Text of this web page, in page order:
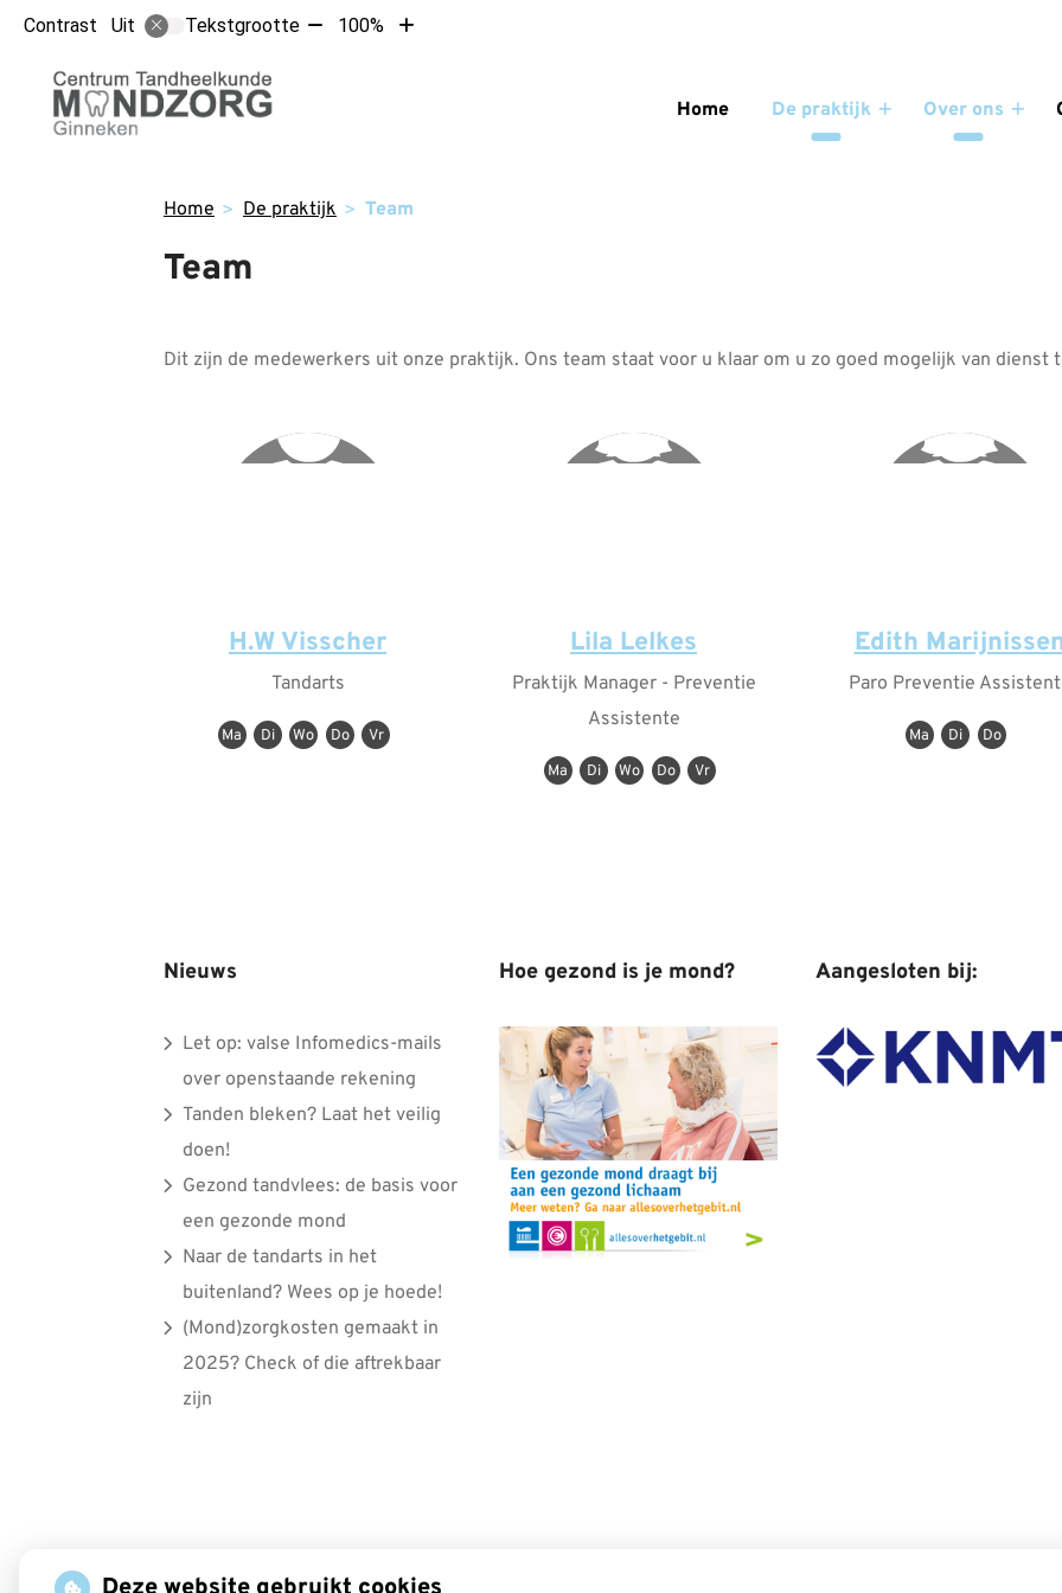
Contrast Uit Tekstgrootte Tekst100%
Tekst
Home
De praktijk
Over ons
Home De praktijk Team
Team
Dit zijn de medewerkers uit onze praktijk. Ons team staat voor u klaar om u zo goed mogelijk van dienst
H.W Visscher
Tandarts
Ma Di Wo Do Vr
Lila Lelkes
Praktijk Manager - Preventie
Assistente
Ma Di Wo Do Vr
Edith
Paro Preventie
Ma Di Do
Nieuws
Let op: valse Infomedics-mails
over openstaande rekening
Tanden bleken? Laat het veilig
doen!
Gezond tandvlees: de basis voor
een gezonde mond
Naar de tandarts in het
buitenland? Wees op je hoede!
(Mond)zorgkosten gemaakt in
2025? Check of die aftrekbaar
zijn
Hoe gezond is je mond? Aangesloten bij: